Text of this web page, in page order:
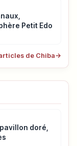
Petit Edo
de Chiba→
doré,